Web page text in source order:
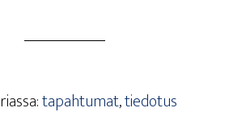
tapahtumat,tiedotus